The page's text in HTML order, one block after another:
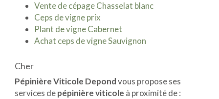
Vente de cépage Chasselat blanc
Ceps de vigne prix
Plant de vigne Cabernet
Achat ceps de vigne Sauvignon
Cher
Pépinière Viticole Depondvous propose ses
services depépinière viticole à proximité de :